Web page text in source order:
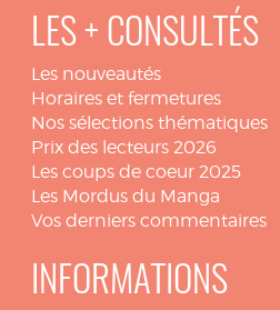
LES + CONSULTÉS
Les nouveautés
Horaires et fermetures
Nos sélections thématiques
Prix des lecteurs 2026
Les coups de coeur 2025
Les Mordus du Manga
Vos derniers commentaires
INFORMATIONS